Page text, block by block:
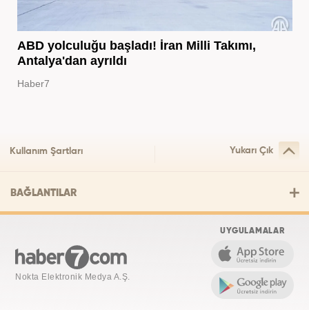
ABD yolculuğu başladı! İran Milli Takımı,
Antalya'dan ayrıldı
Haber7
Kullanım Şartları Yukarı Çık
BAĞLANTILAR
Nokta Elektronik Medya A.Ş.
UYGULAMALAR